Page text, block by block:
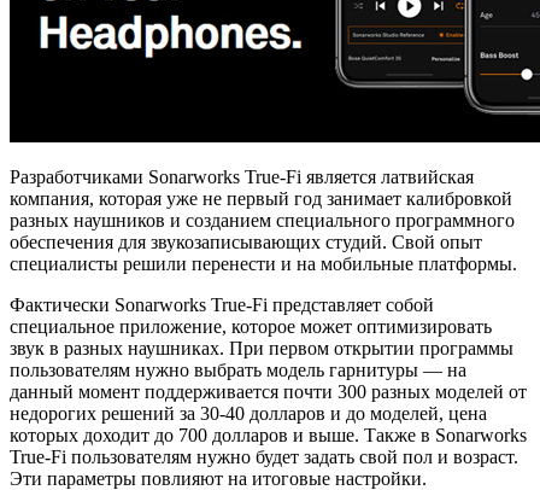
Разработчиками Sonarworks True-Fi является латвийская
компания, которая уже не первый год занимает калибровкой
разных наушников и созданием специального программного
обеспечения для звукозаписывающих студий. Свой опыт
специалисты решили перенести и на мобильные платформы.
Фактически Sonarworks True-Fi представляет собой
специальное приложение, которое может оптимизировать
звук в разных наушниках. При первом открытии программы
пользователям нужно выбрать модель гарнитуры — на
данный момент поддерживается почти 300 разных моделей от
недорогих решений за 30-40 долларов и до моделей, цена
которых доходит до 700 долларов и выше. Также в Sonarworks
True-Fi пользователям нужно будет задать свой пол и возраст.
Эти параметры повлияют на итоговые настройки.